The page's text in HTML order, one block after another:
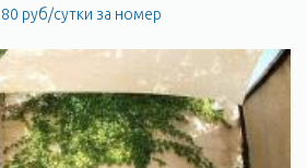
руб/сутки за номер